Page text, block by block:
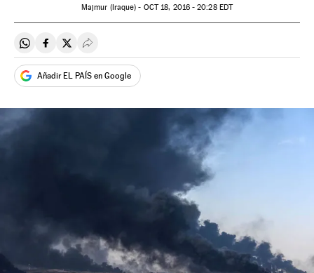
Majmur (Iraque) - OCT18, 2016 - 20:28EDT
Compartir en Whatsapp
Compartir en Facebook
Compartir en Twitter
Desplegar Redes Sociales
Añadir EL PAÍS en Google